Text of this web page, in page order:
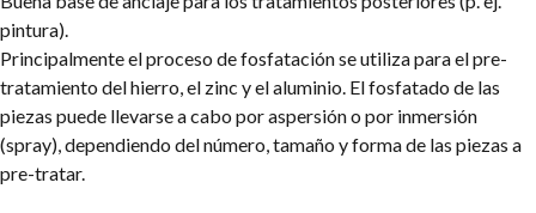
pintura).
Principalmente el proceso de fosfatación se utiliza para el pre-
tratamiento del hierro, el zinc y el aluminio. El fosfatado de las
piezas puede llevarse a cabo por aspersión o por inmersión
(spray), dependiendo del número, tamaño y forma de las piezas a
pre-tratar.